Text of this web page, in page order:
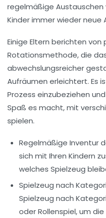
regelmäßige Austauschen
Kinder immer wieder neue
Einige Eltern berichten
Rotationsmethode, die
abwechslungsreicher
Aufräumen erleichtert. Es
Prozess einzubeziehen
Spaß es macht, mit
spielen.
Regelmäßige Inventur
sich mit Ihren Kindern
welches Spielzeug
Spielzeug nach
Spielzeug nach
oder Rollenspiel, um